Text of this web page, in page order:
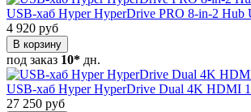
USB-хаб Hyper HyperDrive PRO 8-in-2 Hub
4 920 руб
В корзину
под заказ 10* дн.
USB-хаб Hyper HyperDrive Dual 4K HDMI
27 250 руб